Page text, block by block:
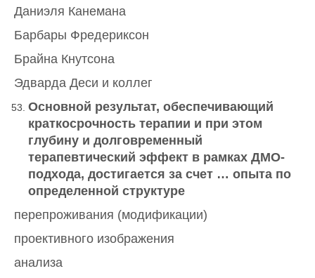
Даниэля Канемана
Барбары Фредериксон
Брайна Кнутсона
Эдварда Деси и коллег
Основной результат, обеспечивающий
краткосрочность терапии и при этом
глубину и долговременный
терапевтический эффект в рамках ДМО-
подхода, достигается за счет … опыта по
определенной структуре
перепроживания (модификации)
проективного изображения
анализа